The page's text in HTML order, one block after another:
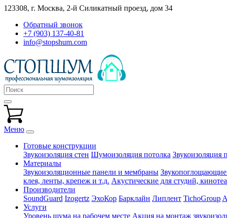
123308, г. Москва, 2-й Силикатный проезд, дом 34
Обратный звонок
+7 (903) 137-40-81
info@stopshum.com
Меню
Готовые конструкции
Звукоизоляция стен Шумоизоляция потолка Звукоизоляция
Материалы
Звукоизоляционные панели и мембраны
клея, ленты, крепеж и т.д. Акустические для студий,
Производители
SoundGuard Izogertz ЭхоКор Барклайн Липлент TichoGroup
Услуги
Уровень шума на рабочем месте Акция на монтаж